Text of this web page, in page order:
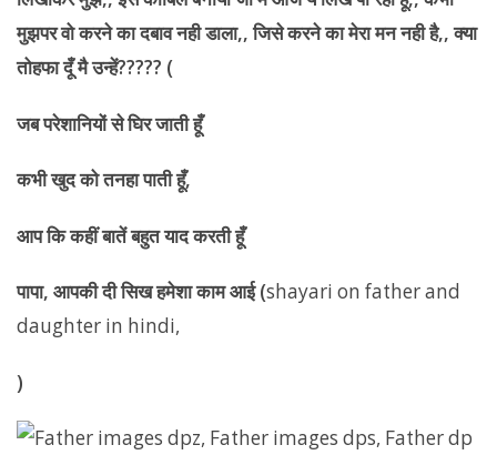
जब परेशानियों से घिर जाती हूँ
कभी खुद को तनहा पाती हूँ,
आप कि कहीं बातें बहुत याद करती हूँ
पापा, आपकी दी सिख हमेशा काम आई (shayari on father and
daughter in hindi,
)